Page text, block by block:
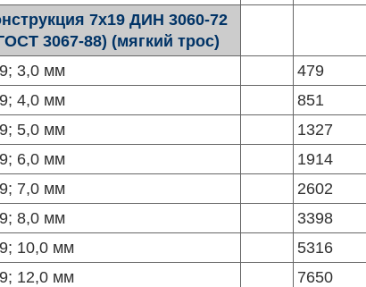
7х19 ДИН 3060-72
3067-88) (мягкий трос)
3,0 мм 479
4,0 мм 851
5,0 мм 1327
6,0 мм 1914
7,0 мм 2602
8,0 мм 3398
10,0 мм 5316
12,0 мм 7650